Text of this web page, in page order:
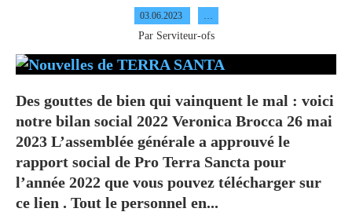
03.06.2023 …
Par Serviteur-ofs
Des gouttes de bien qui vainquent le mal : voici
notre bilan social 2022 Veronica Brocca 26 mai
2023 L’assemblée générale a approuvé le
rapport social de Pro Terra Sancta pour
l’année 2022 que vous pouvez télécharger sur
ce lien . Tout le personnel en...